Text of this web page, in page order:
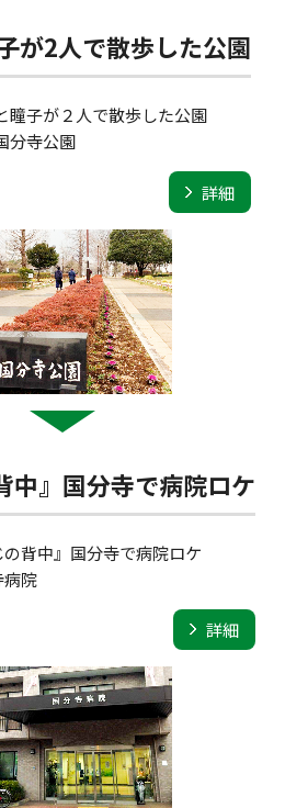
が2人で散歩した公園
瞳子が２人で散歩した公園
分寺公園
詳細
中』国分寺で病院ロケ
背中』国分寺で病院ロケ
病院
詳細